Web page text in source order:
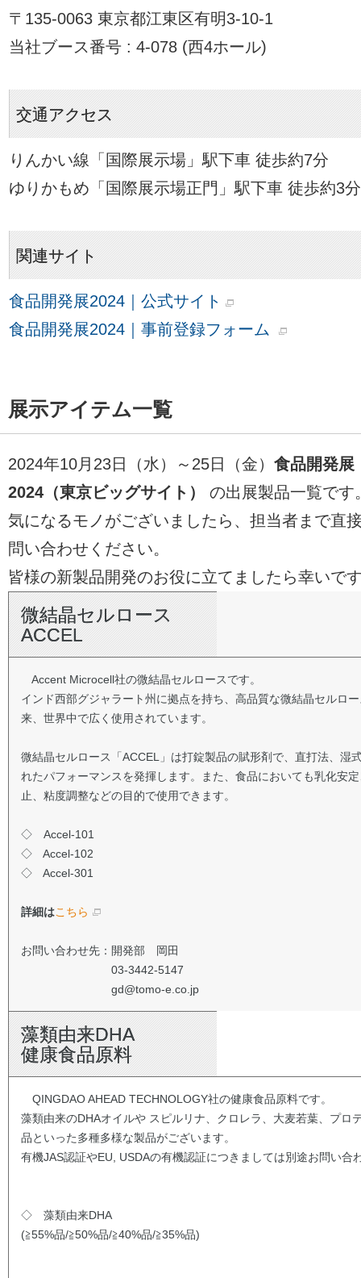
〒135-0063 東京都江東区有明3-10-1
当社ブース番号 : 4-078 (西4ホール)
交通アクセス
りんかい線「国際展示場」駅下車 徒歩約7分
ゆりかもめ「国際展示場正門」駅下車 徒歩約3分
関連サイト
食品開発展2024｜公式サイト
食品開発展2024｜事前登録フォーム
展示アイテム一覧
2024年10月23日（水）～25日（金） 食品開発展
2024（東京ビッグサイト） の出展製品一覧です
気になるモノがございましたら、担当者まで直
問い合わせください。
皆様の新製品開発のお役に立てましたら幸いで
微結晶セルロース
ACCEL
Accent Microcell社の微結晶セルロースです。
インド西部グジャラート州に拠点を持ち、高品質な微結晶セルロ
来、世界中で広く使用されています。
微結晶セルロース「ACCEL」は打錠製品の賦形剤で、直打法、湿
れたパフォーマンスを発揮します。また、食品においても乳化安
止、粘度調整などの目的で使用できます。
◇ Accel-101
◇ Accel-102
◇ Accel-301
詳細はこちら
お問い合わせ先：開発部 岡田
03-3442-5147
gd@tomo-e.co.jp
藻類由来DHA
健康食品原料
QINGDAO AHEAD TECHNOLOGY社の健康食品原料です。
藻類由来のDHAオイルや スピルリナ、クロレラ、大麦若葉、プロ
品といった多種多様な製品がございます。
有機JAS認証やEU, USDAの有機認証につきましては別途お問い合
◇ 藻類由来DHA
(≧55%品/≧50%品/≧40%品/≧35%品)